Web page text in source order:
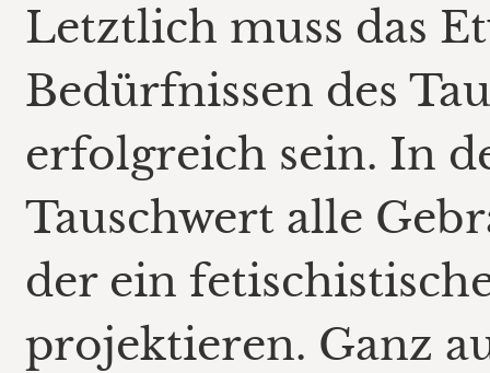
Letztlich muss das
Bedürfnissen des
erfolgreich sein. In
Tauschwert alle
der ein
projektieren. Ganz